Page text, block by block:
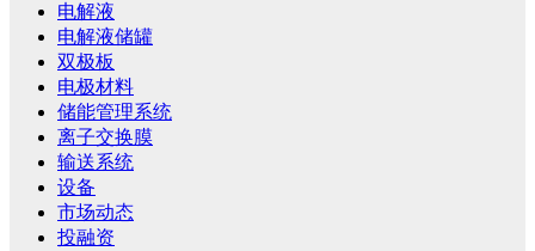
电解液
电解液储罐
双极板
电极材料
储能管理系统
离子交换膜
输送系统
设备
市场动态
投融资